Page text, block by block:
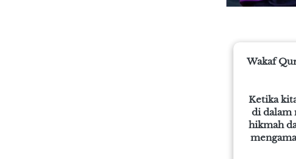
Wakaf
Ketika
di dalam
hikmah